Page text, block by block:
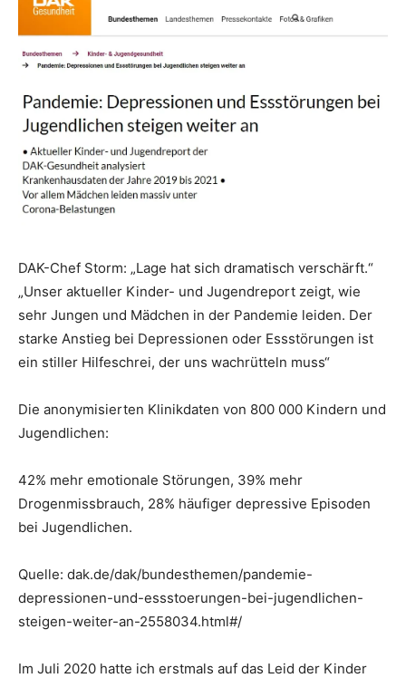
DAK-Chef Storm: „Lage hat sich dramatisch verschärft.“
„Unser aktueller Kinder- und Jugendreport zeigt, wie
sehr Jungen und Mädchen in der Pandemie leiden. Der
starke Anstieg bei Depressionen oder Essstörungen ist
ein stiller Hilfeschrei, der uns wachrütteln muss“
Die anonymisierten Klinikdaten von 800 000 Kindern und
Jugendlichen:
42% mehr emotionale Störungen, 39% mehr
Drogenmissbrauch, 28% häufiger depressive Episoden
bei Jugendlichen.
Quelle: dak.de/dak/bundesthemen/pandemie-
depressionen-und-essstoerungen-bei-jugendlichen-
steigen-weiter-an-2558034.html#/
Im Juli 2020 hatte ich erstmals auf das Leid der Kinder